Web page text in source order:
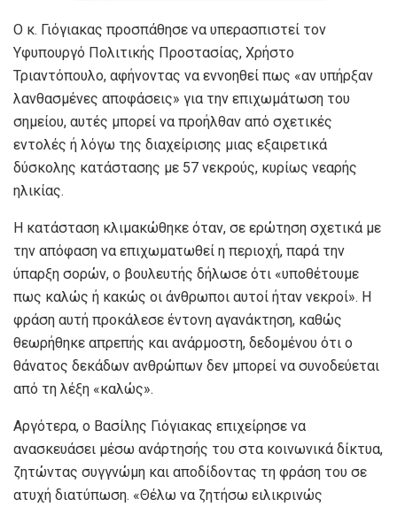
Ο κ. Γιόγιακας προσπάθησε να υπερασπιστεί τον
Υφυπουργό Πολιτικής Προστασίας, Χρήστο
Τριαντόπουλο, αφήνοντας να εννοηθεί πως «αν υπήρξαν
λανθασμένες αποφάσεις» για την επιχωμάτωση του
σημείου, αυτές μπορεί να προήλθαν από σχετικές
εντολές ή λόγω της διαχείρισης μιας εξαιρετικά
δύσκολης κατάστασης με 57 νεκρούς, κυρίως νεαρής
ηλικίας.
Η κατάσταση κλιμακώθηκε όταν, σε ερώτηση σχετικά με
την απόφαση να επιχωματωθεί η περιοχή, παρά την
ύπαρξη σορών, ο βουλευτής δήλωσε ότι «υποθέτουμε
πως καλώς ή κακώς οι άνθρωποι αυτοί ήταν νεκροί». Η
φράση αυτή προκάλεσε έντονη αγανάκτηση, καθώς
θεωρήθηκε απρεπής και ανάρμοστη, δεδομένου ότι ο
θάνατος δεκάδων ανθρώπων δεν μπορεί να συνοδεύεται
από τη λέξη «καλώς».
Αργότερα, ο Βασίλης Γιόγιακας επιχείρησε να
ανασκευάσει μέσω ανάρτησής του στα κοινωνικά δίκτυα,
ζητώντας συγγνώμη και αποδίδοντας τη φράση του σε
ατυχή διατύπωση. «Θέλω να ζητήσω ειλικρινώς